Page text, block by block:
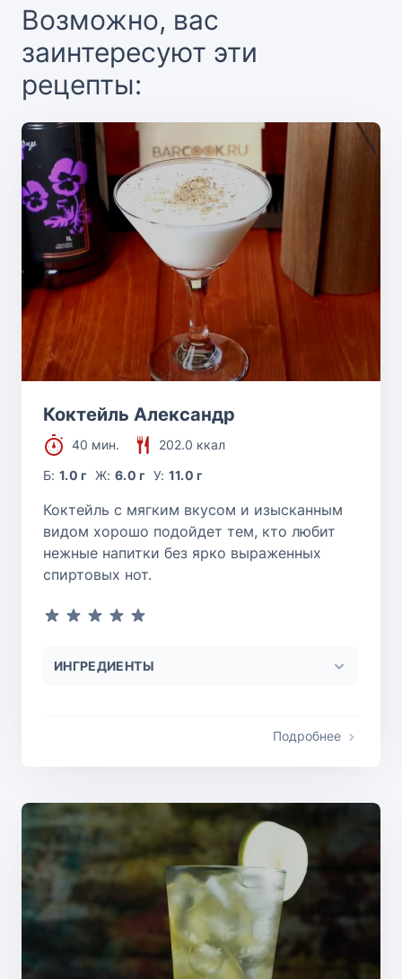
Возможно, вас
заинтересуют эти
рецепты:
Коктейль Александр
40 мин.
202.0 ккал
Б:1.0 г Ж: 6.0 г У: 11.0 г
Коктейль с мягким вкусом и изысканным
видом хорошо подойдет тем, кто любит
нежные напитки без ярко выраженных
спиртовых нот.
ИНГРЕДИЕНТЫ
Подробнее